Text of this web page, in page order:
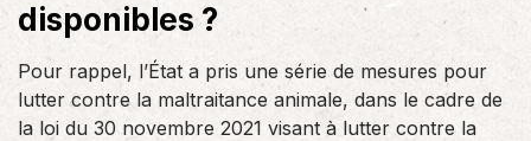
disponibles ?
Pour rappel, l’État a pris une série de mesures pour
lutter contre la maltraitance animale, dans le cadre de
la loi du 30 novembre 2021 visant à lutter contre la